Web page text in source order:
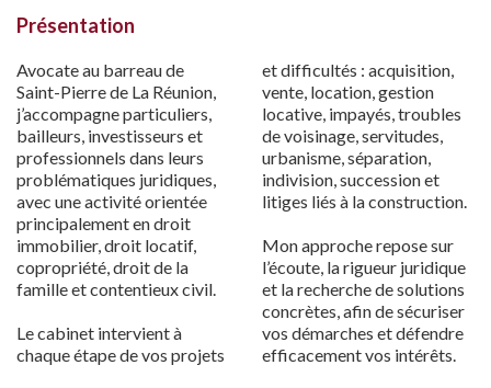
Présentation
Avocate au barreau de
Saint-Pierre de La Réunion,
j’accompagne particuliers,
bailleurs, investisseurs et
professionnels dans leurs
problématiques juridiques,
avec une activité orientée
principalement en droit
immobilier, droit locatif,
copropriété, droit de la
famille et contentieux civil.
Le cabinet intervient à
chaque étape de vos projets
et difficultés : acquisition,
vente, location, gestion
locative, impayés, troubles
de voisinage, servitudes,
urbanisme, séparation,
indivision, succession et
litiges liés à la construction.
Mon approche repose sur
l’écoute, la rigueur juridique
et la recherche de solutions
concrètes, afin de sécuriser
vos démarches et défendre
efficacement vos intérêts.